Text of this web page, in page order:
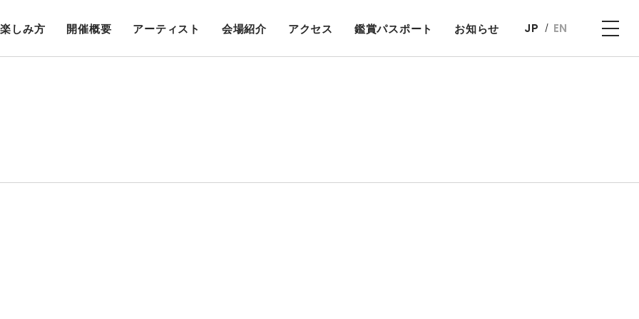
楽しみ方 開催概要 アーティスト 会場紹介 アクセス 鑑賞パスポート お知らせ JP EN